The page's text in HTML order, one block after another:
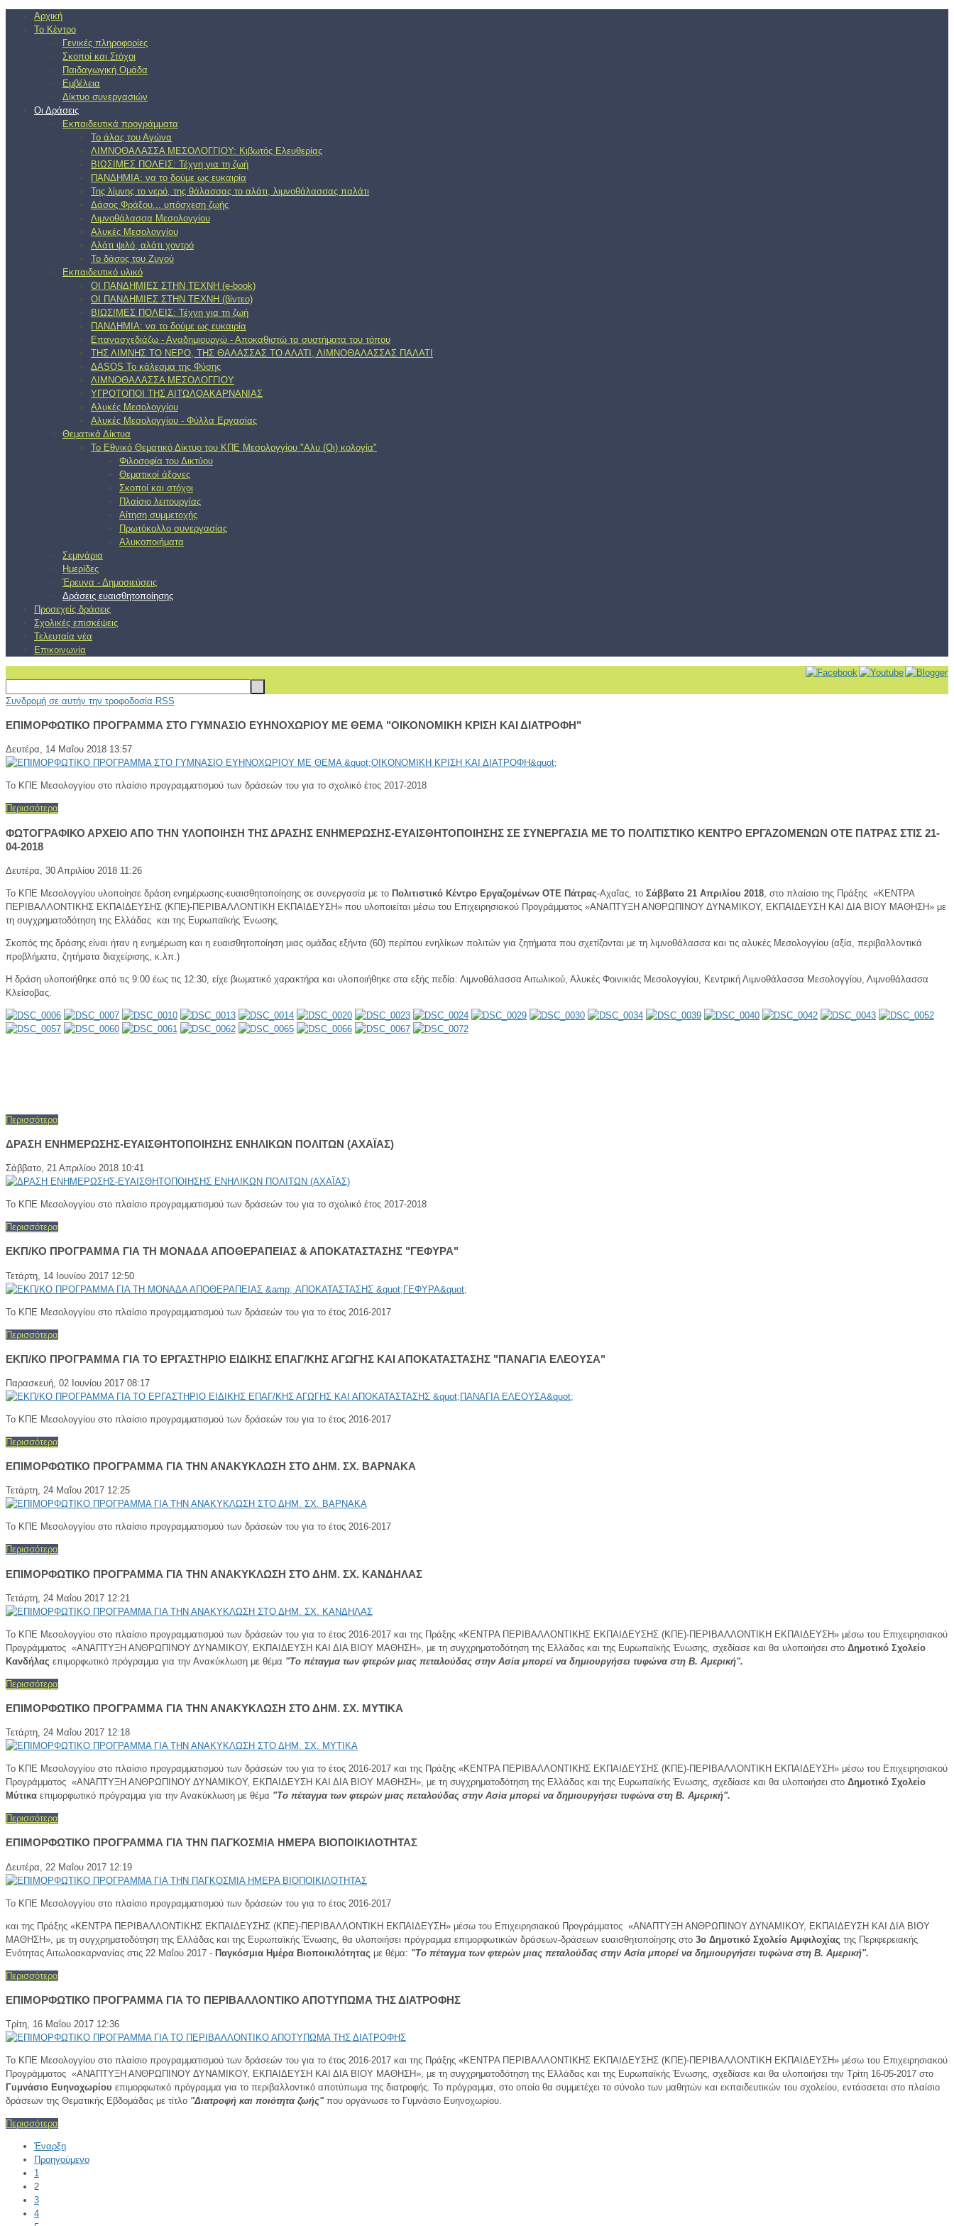
Αρχική
Το Κέντρο
Γενικές πληροφορίες
Σκοποί και Στόχοι
Παιδαγωγική Ομάδα
Εμβέλεια
Δίκτυο συνεργασιών
Οι Δράσεις
Εκπαιδευτικά προγράμματα
Το άλας του Αγώνα
ΛΙΜΝΟΘΑΛΑΣΣΑ ΜΕΣΟΛΟΓΓΙΟΥ: Κιβωτός Ελευθερίας
ΒΙΩΣΙΜΕΣ ΠΟΛΕΙΣ: Τέχνη για τη ζωή
ΠΑΝΔΗΜΙΑ: να το δούμε ως ευκαιρία
Της λίμνης το νερό, της θάλασσας το αλάτι, λιμνοθάλασσας παλάτι
Δάσος Φράξου... υπόσχεση ζωής
Λιμνοθάλασσα Μεσολογγίου
Αλυκές Μεσολογγίου
Αλάτι ψιλό, αλάτι χοντρό
Το δάσος του Ζυγού
Εκπαιδευτικό υλικό
ΟΙ ΠΑΝΔΗΜΙΕΣ ΣΤΗΝ ΤΕΧΝΗ (e-book)
ΟΙ ΠΑΝΔΗΜΙΕΣ ΣΤΗΝ ΤΕΧΝΗ (βίντεο)
ΒΙΩΣΙΜΕΣ ΠΟΛΕΙΣ: Τέχνη για τη ζωή
ΠΑΝΔΗΜΙΑ: να το δούμε ως ευκαιρία
Επανασχεδιάζω - Αναδημιουργώ - Αποκαθιστώ τα συστήματα του τόπου
ΤΗΣ ΛΙΜΝΗΣ ΤΟ ΝΕΡΟ, ΤΗΣ ΘΑΛΑΣΣΑΣ ΤΟ ΑΛΑΤΙ, ΛΙΜΝΟΘΑΛΑΣΣΑΣ ΠΑΛΑΤΙ
ΔΑSOS Το κάλεσμα της Φύσης
ΛΙΜΝΟΘΑΛΑΣΣΑ ΜΕΣΟΛΟΓΓΙΟΥ
ΥΓΡΟΤΟΠΟΙ ΤΗΣ ΑΙΤΩΛΟΑΚΑΡΝΑΝΙΑΣ
Αλυκές Μεσολογγίου
Αλυκές Μεσολογγίου - Φύλλα Εργασίας
Θεματικά Δίκτυα
Το Εθνικό Θεματικό Δίκτυο του ΚΠΕ Μεσολογγίου "Αλυ (Oι) κολογία"
Φιλοσοφία του Δικτύου
Θεματικοί άξονες
Σκοποί και στόχοι
Πλαίσιο λειτουργίας
Αίτηση συμμετοχής
Πρωτόκολλο συνεργασίας
Αλυκοποιήματα
Σεμινάρια
Ημερίδες
Έρευνα - Δημοσιεύσεις
Δράσεις ευαισθητοποίησης
Προσεχείς δράσεις
Σχολικές επισκέψεις
Τελευταία νέα
Επικοινωνία
Συνδρομή σε αυτήν την τροφοδοσία RSS
ΕΠΙΜΟΡΦΩΤΙΚΟ ΠΡΟΓΡΑΜΜΑ ΣΤΟ ΓΥΜΝΑΣΙΟ ΕΥΗΝΟΧΩΡΙΟΥ ΜΕ ΘΕΜΑ "ΟΙΚΟΝΟΜΙΚΗ ΚΡΙΣΗ ΚΑΙ ΔΙΑΤΡΟΦΗ"
Δευτέρα, 14 Μαΐου 2018 13:57
Το ΚΠΕ Μεσολογγίου στο πλαίσιο προγραμματισμού των δράσεών του για το σχολικό έτος 2017-2018
Περισσότερα
ΦΩΤΟΓΡΑΦΙΚΟ ΑΡΧΕΙΟ ΑΠΟ ΤΗΝ ΥΛΟΠΟΙΗΣΗ ΤΗΣ ΔΡΑΣΗΣ ΕΝΗΜΕΡΩΣΗΣ-ΕΥΑΙΣΘΗΤΟΠΟΙΗΣΗΣ ΣΕ ΣΥΝΕΡΓΑΣΙΑ ΜΕ ΤΟ ΠΟΛΙΤΙΣΤΙΚΟ ΚΕΝΤΡΟ ΕΡΓΑΖΟΜΕΝΩΝ ΟΤΕ ΠΑΤΡΑΣ ΣΤΙΣ 21-
04-2018
Δευτέρα, 30 Απριλίου 2018 11:26
Το ΚΠΕ Μεσολογγίου υλοποίησε δράση ενημέρωσης-ευαισθητοποίησης σε συνεργασία με το Πολιτιστικό Κέντρο Εργαζομένων ΟΤΕ Πάτρας-Αχαΐας, το Σάββατο 21 Απριλίου 2018 , στο πλαίσιο της Πράξης «ΚΕΝΤΡΑ
ΠΕΡΙΒΑΛΛΟΝΤΙΚΗΣ ΕΚΠΑΙΔΕΥΣΗΣ (ΚΠΕ)-ΠΕΡΙΒΑΛΛΟΝΤΙΚΗ ΕΚΠΑΙΔΕΥΣΗ» που υλοποιείται μέσω του Επιχειρησιακού Προγράμματος «ΑΝΑΠΤΥΞΗ ΑΝΘΡΩΠΙΝΟΥ ΔΥΝΑΜΙΚΟΥ, ΕΚΠΑΙΔΕΥΣΗ ΚΑΙ ΔΙΑ ΒΙΟΥ ΜΑΘΗΣΗ» με
τη συγχρηματοδότηση της Ελλάδας και της Ευρωπαϊκής Ένωσης.
Σκοπός της δράσης είναι ήταν η ενημέρωση και η ευαισθητοποίηση μιας ομάδας εξήντα (60) περίπου ενηλίκων πολιτών για ζητήματα που σχετίζονται με τη λιμνοθάλασσα και τις αλυκές Μεσολογγίου (αξία, περιβαλλοντικά
προβλήματα, ζητήματα διαχείρισης, κ.λπ.)
Η δράση υλοποιήθηκε από τις 9:00 έως τις 12:30, είχε βιωματικό χαρακτήρα και υλοποιήθηκε στα εξής πεδία: Λιμνοθάλασσα Αιτωλικού, Αλυκές Φοινικιάς Μεσολογγίου, Κεντρική Λιμνοθάλασσα Μεσολογγίου, Λιμνοθάλασσα
Κλείσοβας.
Περισσότερα
ΔΡΑΣΗ ΕΝΗΜΕΡΩΣΗΣ-ΕΥΑΙΣΘΗΤΟΠΟΙΗΣΗΣ ΕΝΗΛΙΚΩΝ ΠΟΛΙΤΩΝ (ΑΧΑΪΑΣ)
Σάββατο, 21 Απριλίου 2018 10:41
Το ΚΠΕ Μεσολογγίου στο πλαίσιο προγραμματισμού των δράσεών του για το σχολικό έτος 2017-2018
Περισσότερα
ΕΚΠ/ΚΟ ΠΡΟΓΡΑΜΜΑ ΓΙΑ ΤΗ ΜΟΝΑΔΑ ΑΠΟΘΕΡΑΠΕΙΑΣ & ΑΠΟΚΑΤΑΣΤΑΣΗΣ "ΓΕΦΥΡΑ"
Τετάρτη, 14 Ιουνίου 2017 12:50
Το ΚΠΕ Μεσολογγίου στο πλαίσιο προγραμματισμού των δράσεών του για το έτος 2016-2017
Περισσότερα
ΕΚΠ/ΚΟ ΠΡΟΓΡΑΜΜΑ ΓΙΑ ΤΟ ΕΡΓΑΣΤΗΡΙΟ ΕΙΔΙΚΗΣ ΕΠΑΓ/ΚΗΣ ΑΓΩΓΗΣ ΚΑΙ ΑΠΟΚΑΤΑΣΤΑΣΗΣ "ΠΑΝΑΓΙΑ ΕΛΕΟΥΣΑ"
Παρασκευή, 02 Ιουνίου 2017 08:17
Το ΚΠΕ Μεσολογγίου στο πλαίσιο προγραμματισμού των δράσεών του για το έτος 2016-2017
Περισσότερα
ΕΠΙΜΟΡΦΩΤΙΚΟ ΠΡΟΓΡΑΜΜΑ ΓΙΑ ΤΗΝ ΑΝΑΚΥΚΛΩΣΗ ΣΤΟ ΔΗΜ. ΣΧ. ΒΑΡΝΑΚΑ
Τετάρτη, 24 Μαΐου 2017 12:25
Το ΚΠΕ Μεσολογγίου στο πλαίσιο προγραμματισμού των δράσεών του για το έτος 2016-2017
Περισσότερα
ΕΠΙΜΟΡΦΩΤΙΚΟ ΠΡΟΓΡΑΜΜΑ ΓΙΑ ΤΗΝ ΑΝΑΚΥΚΛΩΣΗ ΣΤΟ ΔΗΜ. ΣΧ. ΚΑΝΔΗΛΑΣ
Τετάρτη, 24 Μαΐου 2017 12:21
Το ΚΠΕ Μεσολογγίου στο πλαίσιο προγραμματισμού των δράσεών του για το έτος 2016-2017 και της Πράξης «ΚΕΝΤΡΑ ΠΕΡΙΒΑΛΛΟΝΤΙΚΗΣ ΕΚΠΑΙΔΕΥΣΗΣ (ΚΠΕ)-ΠΕΡΙΒΑΛΛΟΝΤΙΚΗ ΕΚΠΑΙΔΕΥΣΗ» μέσω του Επιχειρησιακού
Προγράμματος «ΑΝΑΠΤΥΞΗ ΑΝΘΡΩΠΙΝΟΥ ΔΥΝΑΜΙΚΟΥ, ΕΚΠΑΙΔΕΥΣΗ ΚΑΙ ΔΙΑ ΒΙΟΥ ΜΑΘΗΣΗ», με τη συγχρηματοδότηση της Ελλάδας και της Ευρωπαϊκής Ένωσης, σχεδίασε και θα υλοποιήσει στo Δημοτικό Σχολείο
Κανδήλας επιμορφωτικό πρόγραμμα για την Ανακύκλωση με θέμα "Το πέταγμα των φτερών μιας πεταλούδας στην Ασία μπορεί να δημιουργήσει τυφώνα στη Β. Αμερική".
Περισσότερα
ΕΠΙΜΟΡΦΩΤΙΚΟ ΠΡΟΓΡΑΜΜΑ ΓΙΑ ΤΗΝ ΑΝΑΚΥΚΛΩΣΗ ΣΤΟ ΔΗΜ. ΣΧ. ΜΥΤΙΚΑ
Τετάρτη, 24 Μαΐου 2017 12:18
Το ΚΠΕ Μεσολογγίου στο πλαίσιο προγραμματισμού των δράσεών του για το έτος 2016-2017 και της Πράξης «ΚΕΝΤΡΑ ΠΕΡΙΒΑΛΛΟΝΤΙΚΗΣ ΕΚΠΑΙΔΕΥΣΗΣ (ΚΠΕ)-ΠΕΡΙΒΑΛΛΟΝΤΙΚΗ ΕΚΠΑΙΔΕΥΣΗ» μέσω του Επιχειρησιακού
Προγράμματος «ΑΝΑΠΤΥΞΗ ΑΝΘΡΩΠΙΝΟΥ ΔΥΝΑΜΙΚΟΥ, ΕΚΠΑΙΔΕΥΣΗ ΚΑΙ ΔΙΑ ΒΙΟΥ ΜΑΘΗΣΗ», με τη συγχρηματοδότηση της Ελλάδας και της Ευρωπαϊκής Ένωσης, σχεδίασε και θα υλοποιήσει στo Δημοτικό Σχολείο
Μύτικα επιμορφωτικό πρόγραμμα για την Ανακύκλωση με θέμα "Το πέταγμα των φτερών μιας πεταλούδας στην Ασία μπορεί να δημιουργήσει τυφώνα στη Β. Αμερική".
Περισσότερα
ΕΠΙΜΟΡΦΩΤΙΚΟ ΠΡΟΓΡΑΜΜΑ ΓΙΑ ΤΗΝ ΠΑΓΚΟΣΜΙΑ ΗΜΕΡΑ ΒΙΟΠΟΙΚΙΛΟΤΗΤΑΣ
Δευτέρα, 22 Μαΐου 2017 12:19
Το ΚΠΕ Μεσολογγίου στο πλαίσιο προγραμματισμού των δράσεών του για το έτος 2016-2017
και της Πράξης «ΚΕΝΤΡΑ ΠΕΡΙΒΑΛΛΟΝΤΙΚΗΣ ΕΚΠΑΙΔΕΥΣΗΣ (ΚΠΕ)-ΠΕΡΙΒΑΛΛΟΝΤΙΚΗ ΕΚΠΑΙΔΕΥΣΗ» μέσω του Επιχειρησιακού Προγράμματος «ΑΝΑΠΤΥΞΗ ΑΝΘΡΩΠΙΝΟΥ ΔΥΝΑΜΙΚΟΥ, ΕΚΠΑΙΔΕΥΣΗ ΚΑΙ ΔΙΑ ΒΙΟΥ
ΜΑΘΗΣΗ», με τη συγχρηματοδότηση της Ελλάδας και της Ευρωπαϊκής Ένωσης, θα υλοποιήσει πρόγραμμα επιμορφωτικών δράσεων-δράσεων ευαισθητοποίησης στο 3ο Δημοτικό Σχολείο Αμφιλοχίας της Περιφερειακής
Ενότητας Αιτωλοακαρνανίας στις 22 Μαΐου 2017 - Παγκόσμια Ημέρα Βιοποικιλότητας με θέμα: "Το πέταγμα των φτερών μιας πεταλούδας στην Ασία μπορεί να δημιουργήσει τυφώνα στη Β. Αμερική".
Περισσότερα
ΕΠΙΜΟΡΦΩΤΙΚΟ ΠΡΟΓΡΑΜΜΑ ΓΙΑ ΤΟ ΠΕΡΙΒΑΛΛΟΝΤΙΚΟ ΑΠΟΤΥΠΩΜΑ ΤΗΣ ΔΙΑΤΡΟΦΗΣ
Τρίτη, 16 Μαΐου 2017 12:36
Το ΚΠΕ Μεσολογγίου στο πλαίσιο προγραμματισμού των δράσεών του για το έτος 2016-2017 και της Πράξης «ΚΕΝΤΡΑ ΠΕΡΙΒΑΛΛΟΝΤΙΚΗΣ ΕΚΠΑΙΔΕΥΣΗΣ (ΚΠΕ)-ΠΕΡΙΒΑΛΛΟΝΤΙΚΗ ΕΚΠΑΙΔΕΥΣΗ» μέσω του Επιχειρησιακού
Προγράμματος «ΑΝΑΠΤΥΞΗ ΑΝΘΡΩΠΙΝΟΥ ΔΥΝΑΜΙΚΟΥ, ΕΚΠΑΙΔΕΥΣΗ ΚΑΙ ΔΙΑ ΒΙΟΥ ΜΑΘΗΣΗ», με τη συγχρηματοδότηση της Ελλάδας και της Ευρωπαϊκής Ένωσης, σχεδίασε και θα υλοποιήσει την Τρίτη 16-05-2017 στo
Γυμνάσιο Ευηνοχωρίου επιμορφωτικό πρόγραμμα για το περιβαλλοντικό αποτύπωμα της διατροφής. Το πρόγραμμα, στο οποίο θα συμμετέχει το σύνολο των μαθητών και εκπαιδευτικών του σχολείου, εντάσσεται στο πλαίσιο
δράσεων της Θεματικής Εβδομάδας με τίτλο "Διατροφή και ποιότητα ζωής"που οργάνωσε το Γυμνάσιο Ευηνοχωρίου.
Περισσότερα
Έναρξη
Προηγούμενο
1
2
3
4